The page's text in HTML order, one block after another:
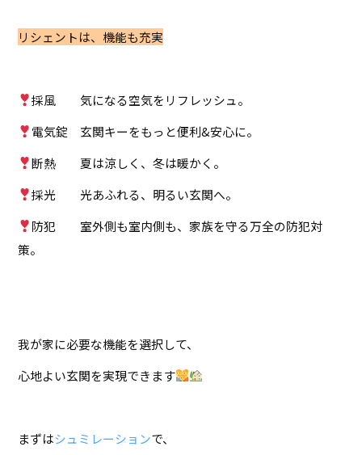
リシェントは、機能も充実
採風 気になる空気をリフレッシュ。
電気錠 玄関キーをもっと便利&安心に。
断熱 夏は涼しく、冬は暖かく。
採光 光あふれる、明るい玄関へ。
防犯 室外側も室内側も、家族を守る万全の防犯対
策。
我が家に必要な機能を選択して、
心地よい玄関を実現できます
まずはシュミレーションで、